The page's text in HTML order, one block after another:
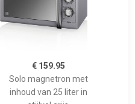
€ 159.95
Solo magnetron met
inhoud van 25 liter in